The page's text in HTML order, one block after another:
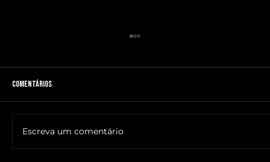
Comentários
Escreva um comentário